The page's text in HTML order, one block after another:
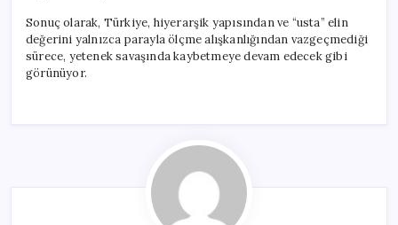
Sonuç olarak, Türkiye, hiyerarşik yapısından ve “usta” elin
değerini yalnızca parayla ölçme alışkanlığından vazgeçmediği
sürece, yetenek savaşında kaybetmeye devam edecek gibi
görünüyor.